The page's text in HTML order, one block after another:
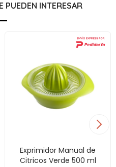
PUEDEN INTERESAR
Exprimidor Manual de
Citricos Verde 500 ml